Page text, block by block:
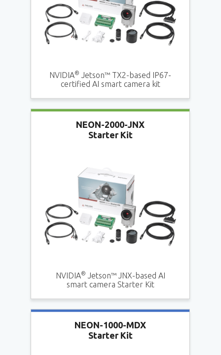
NVIDIA® Jetson™ TX2-based IP67-
certified AI smart camera kit
NEON-2000-JNX
Starter Kit
NVIDIA® Jetson™ JNX-based AI
smart camera Starter Kit
NEON-1000-MDX
Starter Kit